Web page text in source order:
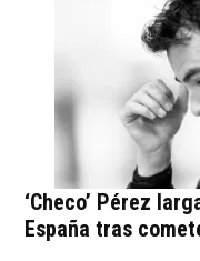
‘Checo’ Pérez
España tras